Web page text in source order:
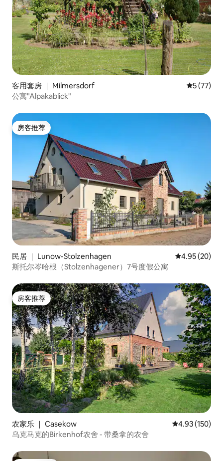
客用套房 ｜ Milmersdorf 平均评分
5 (77)
公寓"Alpakablick"
房客推荐
房客推荐
民居 ｜ Lunow-Stolzenhagen 平均评分
4.95 (20)
斯托尔岑哈根（Stolzenhagener）7号度假公寓
房客推荐
房客推荐
农家乐 ｜ Casekow 平均评分 4.93
4.93 (150)
乌克马克的Birkenhof农舍 - 带桑拿的农舍